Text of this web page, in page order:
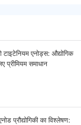
एनोड्स: औद्योगिक
प्रीमियम समाधान
प्रौद्योगिकी का विश्लेषण: